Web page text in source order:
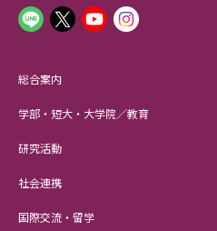
総合案内
学部・短大・大学院／教育
研究活動
社会連携
国際交流・留学